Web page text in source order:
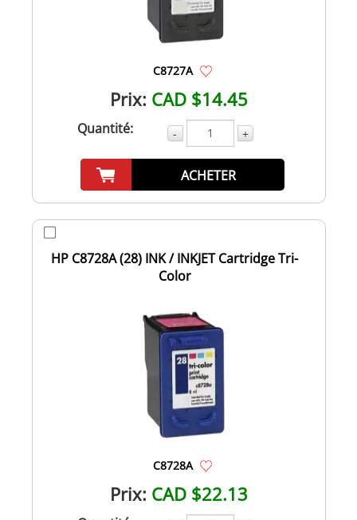
C8727A
Prix: CAD $14.45
Quantité: - +
ACHETER
HP C8728A (28) INK / INKJET Cartridge Tri-
Color
C8728A
Prix: CAD $22.13